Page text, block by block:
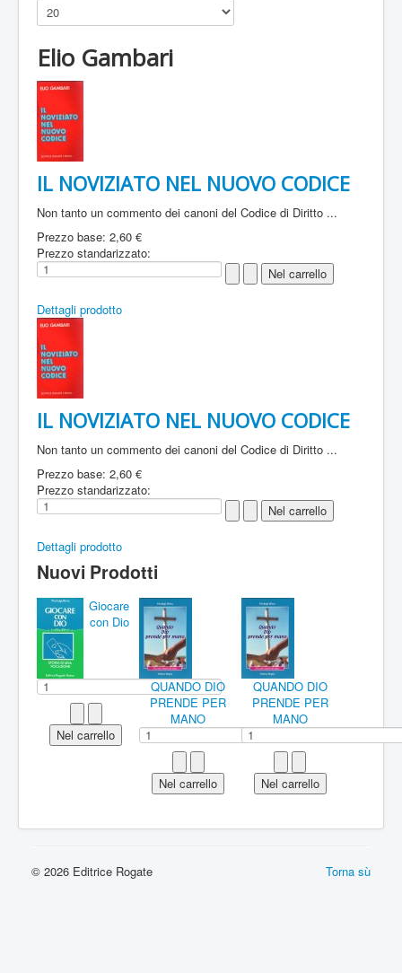
Elio Gambari
IL NOVIZIATO NEL NUOVO CODICE
Non tanto un commento dei canoni del Codice di Diritto ...
Prezzo base: 2,60 €
Prezzo standarizzato:
Dettagli prodotto
IL NOVIZIATO NEL NUOVO CODICE
Non tanto un commento dei canoni del Codice di Diritto ...
Prezzo base: 2,60 €
Prezzo standarizzato:
Dettagli prodotto
Nuovi Prodotti
Giocare
con Dio
QUANDO DIO
PRENDE PER
MANO
QUANDO DIO
PRENDE PER
MANO
Torna sù
© 2026 Editrice Rogate